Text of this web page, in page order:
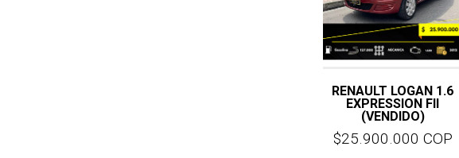
RENAULT LOGAN 1.6
EXPRESSION FII
(VENDIDO)
$25.900.000 COP